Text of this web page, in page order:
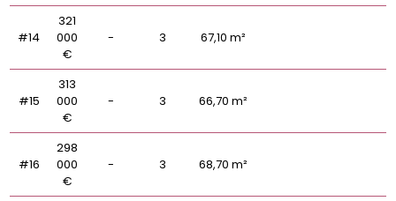
#14
321
000
€
- 3 67,10 m²
#15
313
000
€
- 3 66,70 m²
#16
298
000
€
- 3 68,70 m²